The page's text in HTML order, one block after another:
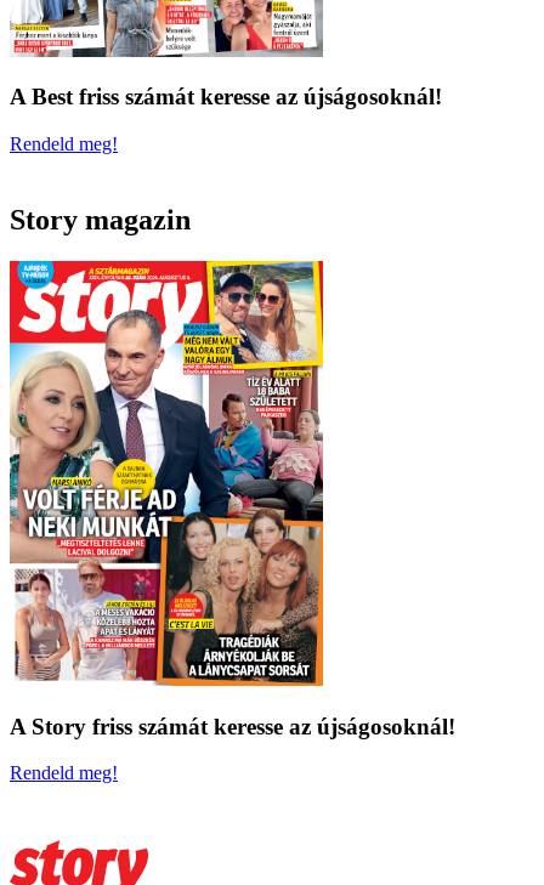
A Best friss számát keresse az újságosoknál!
Rendeld meg!
Story magazin
A Story friss számát keresse az újságosoknál!
Rendeld meg!